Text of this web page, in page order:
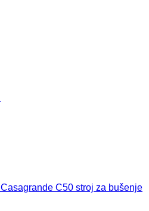
Casagrande C50 stroj za bušenje